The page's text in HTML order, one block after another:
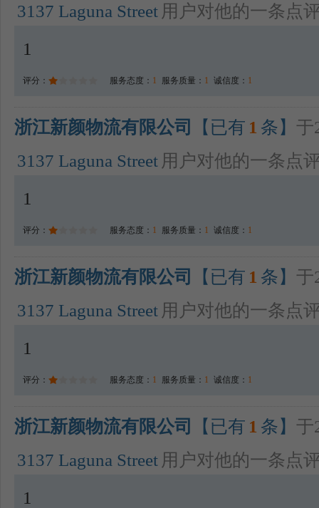
3137 Laguna Street 用户对他的一条点
1
评分： 服务态度： 1 服务质量： 1 诚信度： 1
浙江新颜物流有限公司 【已有 1 条】 于
3137 Laguna Street 用户对他的一条点
1
评分： 服务态度： 1 服务质量： 1 诚信度： 1
浙江新颜物流有限公司 【已有 1 条】 于
3137 Laguna Street 用户对他的一条点
1
评分： 服务态度： 1 服务质量： 1 诚信度： 1
浙江新颜物流有限公司 【已有 1 条】 于
3137 Laguna Street 用户对他的一条点
1